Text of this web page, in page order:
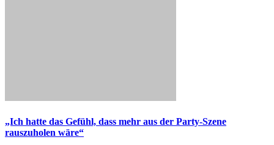
„Ich hatte das Gefühl, dass mehr aus der Party-Szene
rauszuholen wäre“